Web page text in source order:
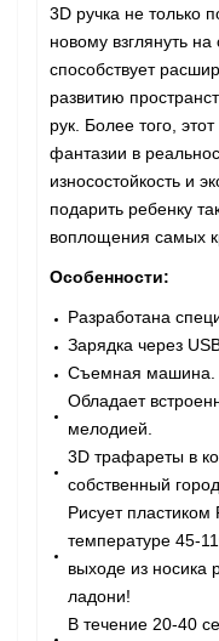
3D ручка не только
новому взглянуть
способствует
развитию
рук. Более того,
фантазии в
износостойкость и
подарить ребенку
воплощения самых
Особенности:
Разработана
Зарядка через
Съемная машина.
Обладает
мелодией.
3D трафареты в
собственный город
Рисует пластиком
температуре 45-
выходе из носика
ладони!
В течение 20-40